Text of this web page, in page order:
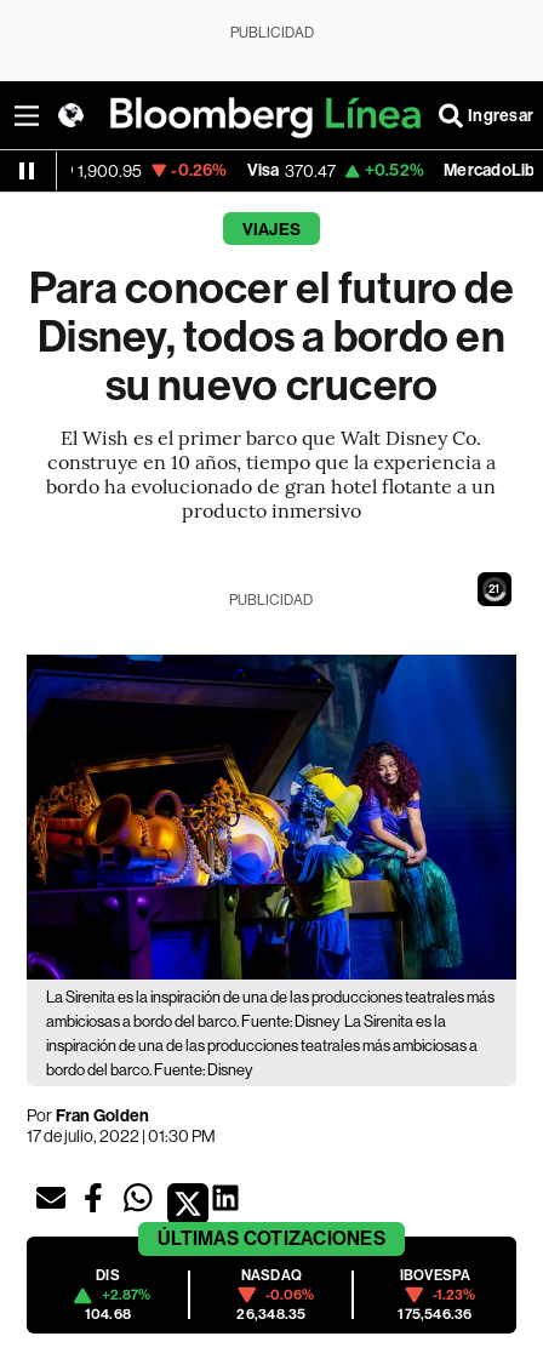
PUBLICIDAD
Ingresar
-0.26% Visa 370.47 +0.52% MercadoLibre 1,824.26
VIAJES
Para conocer el futuro de
Disney, todos a bordo en
su nuevo crucero
El Wish es el primer barco que Walt Disney Co.
construye en 10 años, tiempo que la experiencia a
bordo ha evolucionado de gran hotel flotante a un
producto inmersivo
19
PUBLICIDAD
La Sirenita es la inspiración de una de las producciones teatrales más
ambiciosas a bordo del barco. Fuente: Disney La Sirenita es la
inspiración de una de las producciones teatrales más ambiciosas a
bordo del barco. Fuente: Disney
PorFran Golden
17 de julio, 2022 | 01:30 PM
ÚLTIMAS COTIZACIONES
DIS
+2.87%
104.68
NASDAQ
-0.06%
26,348.35
IBOVESPA
-1.23%
175,546.36